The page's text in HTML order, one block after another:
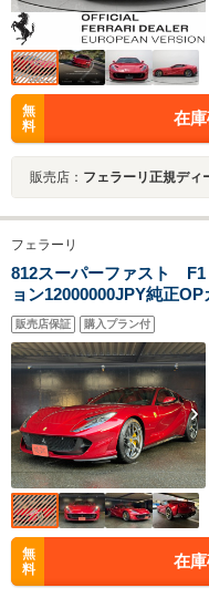
無
料
在
販売店： フェラーリ正規ディーラ
フェラーリ
812スーパーファスト
ョン12000000JPY純正
リアOPカーボンLEDドラ
シングシートOP鍛造20イ
HDDナビ
販売店保証 購入プラン付
無
料
在